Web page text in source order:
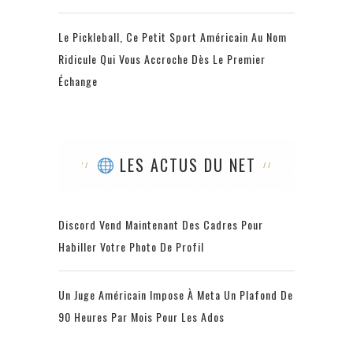
Le Pickleball, Ce Petit Sport Américain Au Nom
Ridicule Qui Vous Accroche Dès Le Premier
Échange
LES ACTUS DU NET
Discord Vend Maintenant Des Cadres Pour
Habiller Votre Photo De Profil
Un Juge Américain Impose À Meta Un Plafond De
90 Heures Par Mois Pour Les Ados